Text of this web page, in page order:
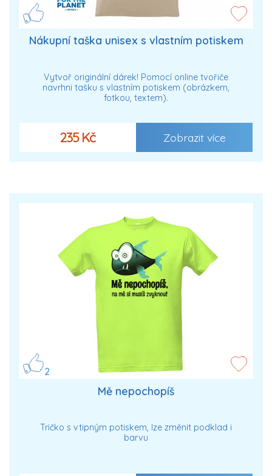
Nákupní taška unisex s vlastním potiskem
Vytvoř originální dárek! Pomocí online tvořiče
navrhni tašku s vlastním potiskem (obrázkem,
fotkou, textem).
235 Kč Zobrazit více
2
Mě nepochopíš
Tričko s vtipným potiskem, lze změnit podklad i
barvu